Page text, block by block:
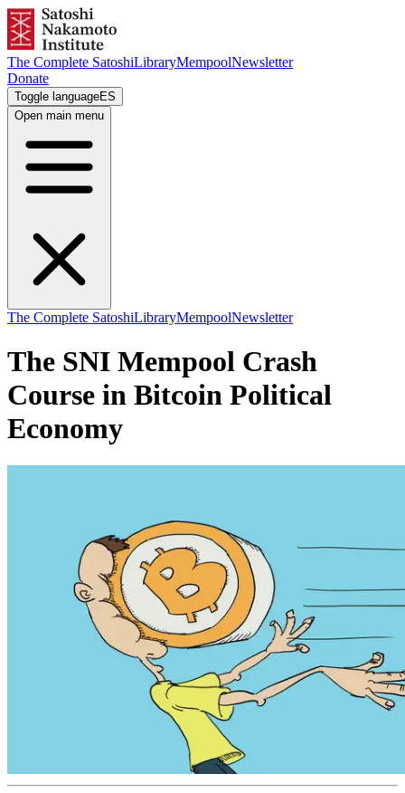
The Complete SatoshiLibraryMempoolNewsletter
Donate
Toggle languageES
Open main menu
The Complete SatoshiLibraryMempoolNewsletter
The SNI Mempool Crash
Course in Bitcoin Political
Economy